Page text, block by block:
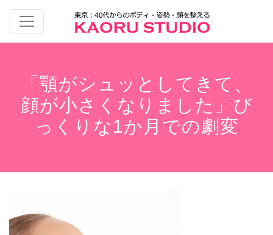
「顎がシュッとしてきて、
顔が小さくなりました」び
っくりな1か月での劇変